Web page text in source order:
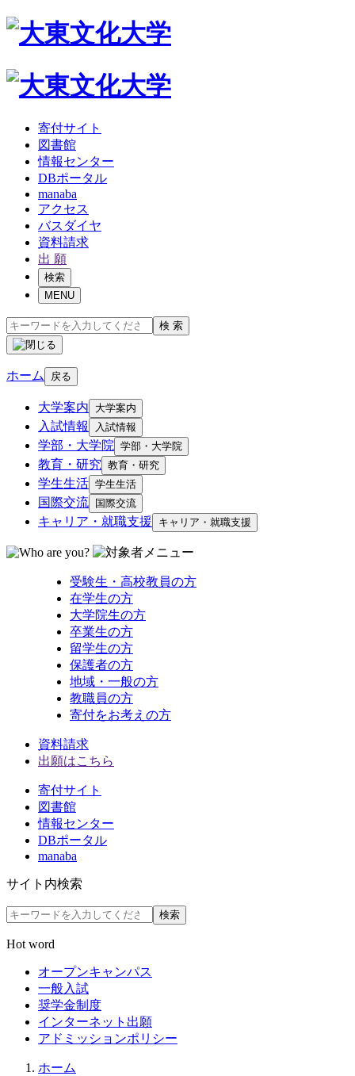
寄付サイト
図書館
情報センター
DBポータル
manaba
アクセス
バスダイヤ
資料請求
出 願
検索
MENU
検 索
ホーム 戻る
大学案内 大学案内
入試情報 入試情報
学部・大学院 学部・大学院
教育・研究 教育・研究
学生生活 学生生活
国際交流 国際交流
キャリア・就職支援 キャリア・就職支援
受験生・高校教員の方
在学生の方
大学院生の方
卒業生の方
留学生の方
保護者の方
地域・一般の方
教職員の方
寄付をお考えの方
資料請求
出願はこちら
寄付サイト
図書館
情報センター
DBポータル
manaba
サイト内検索
検索
Hot word
オープンキャンパス
一般入試
奨学金制度
インターネット出願
アドミッションポリシー
ホーム